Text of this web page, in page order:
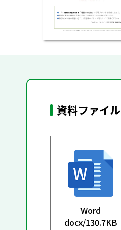
資料ファイル
Word
docx/130.7KB